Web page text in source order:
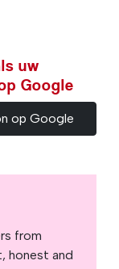
uw
Google
op Google
from
honest and